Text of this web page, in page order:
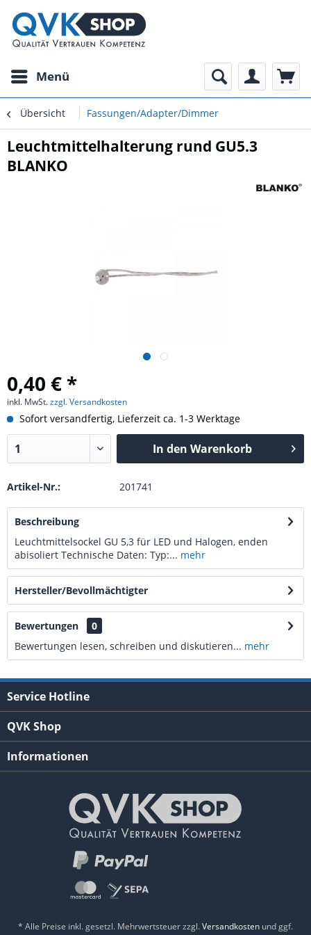
Menü
Übersicht Fassungen/Adapter/Dimmer
Leuchtmittelhalterung rund GU5.3
BLANKO
0,40 € *
inkl. MwSt.zzgl. Versandkosten
Sofort versandfertig, Lieferzeit ca. 1-3 Werktage
In den Warenkorb
Artikel-Nr.: 201741
Beschreibung
Leuchtmittelsockel GU 5,3 für LED und Halogen, enden
abisoliert Technische Daten: Typ:... mehr
Hersteller/Bevollmächtigter
Bewertungen
0
Bewertungen lesen, schreiben und diskutieren... mehr
Service Hotline
QVK Shop
Informationen
* Alle Preise inkl. gesetzl. Mehrwertsteuer zzgl.Versandkosten und ggf.